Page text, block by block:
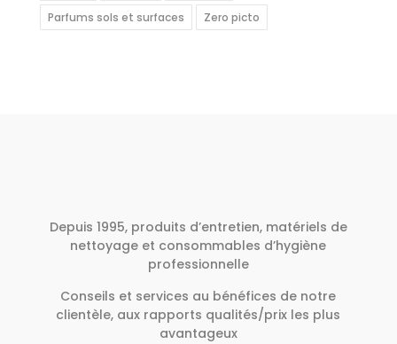
Parfums sols et surfaces
Zero picto
Depuis 1995, produits d’entretien, matériels de
nettoyage et consommables d’hygiène
professionnelle
Conseils et services au bénéfices de notre
clientèle, aux rapports qualités/prix les plus
avantageux